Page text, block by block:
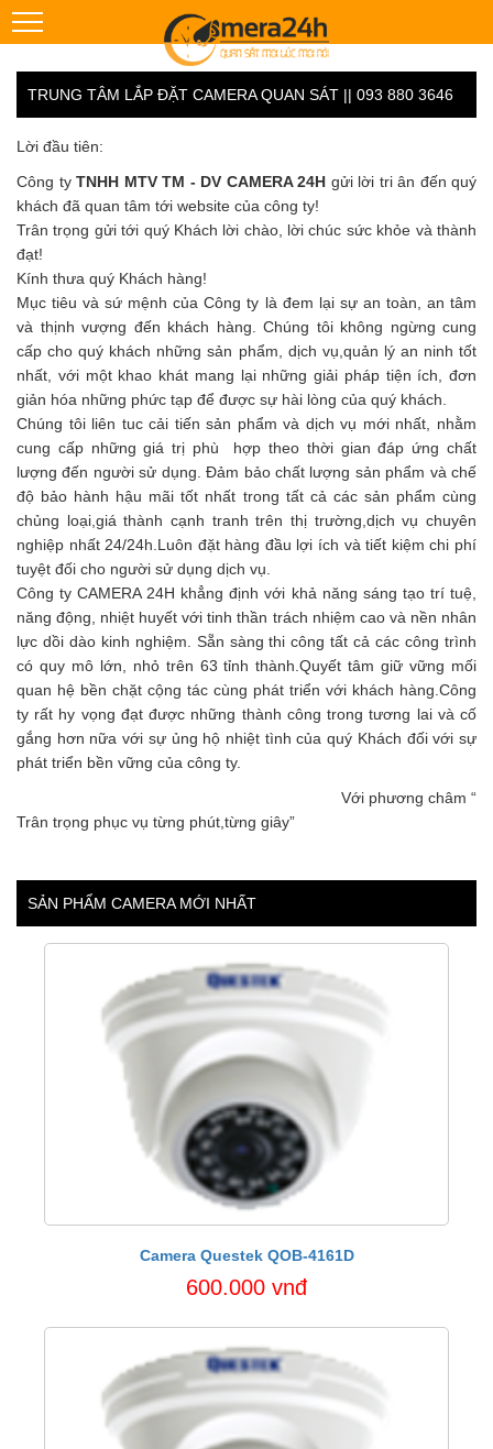
TRUNG TÂM LẮP ĐẶT CAMERA QUAN SÁT || 093 880 3646
Lời đầu tiên:
Công ty TNHH MTV TM - DV CAMERA 24H gửi lời tri ân đến quý
khách đã quan tâm tới website của công ty!
Trân trọng gửi tới quý Khách lời chào, lời chúc sức khỏe và thành
đạt!
Kính thưa quý Khách hàng!
Mục tiêu và sứ mệnh của Công ty là đem lại sự an toàn, an tâm
và thịnh vượng đến khách hàng. Chúng tôi không ngừng cung
cấp cho quý khách những sản phẩm, dịch vụ,quản lý an ninh tốt
nhất, với một khao khát mang lại những giải pháp tiện ích, đơn
giản hóa những phức tạp để được sự hài lòng của quý khách.
Chúng tôi liên tuc cải tiến sản phẩm và dịch vụ mới nhất, nhằm
cung cấp những giá trị phù hợp theo thời gian đáp ứng chất
lượng đến người sử dụng. Đảm bảo chất lượng sản phẩm và chế
độ bảo hành hậu mãi tốt nhất trong tất cả các sản phẩm cùng
chủng loại,giá thành cạnh tranh trên thị trường,dịch vụ chuyên
nghiệp nhất 24/24h.Luôn đặt hàng đầu lợi ích và tiết kiệm chi phí
tuyệt đối cho người sử dụng dịch vụ.
Công ty CAMERA 24H khẳng định với khả năng sáng tạo trí tuệ,
năng động, nhiệt huyết với tinh thần trách nhiệm cao và nền nhân
lực dồi dào kinh nghiệm. Sẵn sàng thi công tất cả các công trình
có quy mô lớn, nhỏ trên 63 tỉnh thành.Quyết tâm giữ vững mối
quan hệ bền chặt cộng tác cùng phát triển với khách hàng.Công
ty rất hy vọng đạt được những thành công trong tương lai và cố
gắng hơn nữa với sự ủng hộ nhiệt tình của quý Khách đối với sự
phát triển bền vững của công ty.
Với phương châm “
Trân trọng phục vụ từng phút,từng giây”
SẢN PHẨM CAMERA MỚI NHẤT
Camera Questek QOB-4161D
600.000 vnđ